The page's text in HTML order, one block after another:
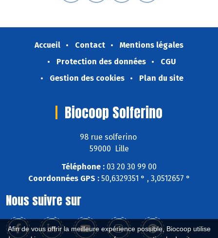
Afin de vous offrir la meilleure expérience possible, Biocoop utilise
Accueil Contact
Mentions légales
Protection des données
CGU
Gestion des cookies
Plan du site
Biocoop Solferino
98 rue solferino
59000 Lille
Téléphone : 03 20 30 99 00
Coordonnées GPS :50,6329351 ° , 3,0512657 °
Nous suivre sur